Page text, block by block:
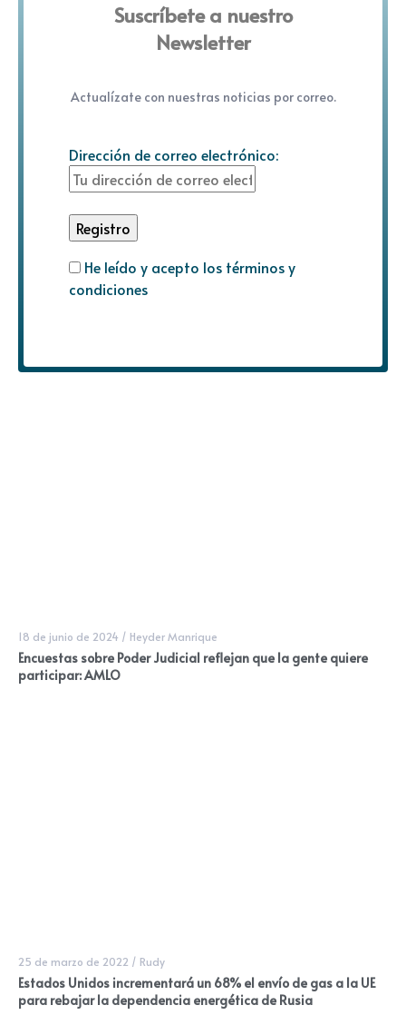
Suscríbete a nuestro
Newsletter
Actualízate con nuestras noticias por correo.
Dirección de correo electrónico:
He leído y acepto los términos y
condiciones
18 de junio de 2024 / Heyder Manrique
Encuestas sobre Poder Judicial reflejan que la gente quiere
participar: AMLO
25 de marzo de 2022 / Rudy
Estados Unidos incrementará un 68% el envío de gas a la UE
para rebajar la dependencia energética de Rusia